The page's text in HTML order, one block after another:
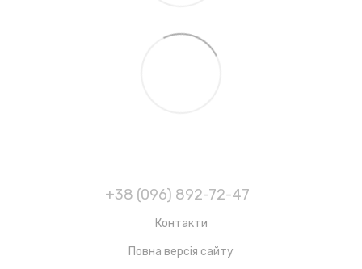
+38 (096) 892-72-47
Контакти
Повна версія сайту